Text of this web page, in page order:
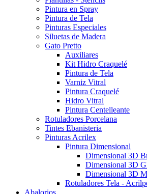
Pintura en Spray
Pintura de Tela
Pinturas Especiales
Siluetas de Madera
Gato Pretto
Auxiliares
Kit Hidro Craquelé
Pintura de Tela
Varniz Vitral
Pintura Craquelé
Hidro Vitral
Pintura Centelleante
Rotuladores Porcelana
Tintes Ebanisteria
Pinturas Acrilex
Pintura Dimensional
Dimensional 3D
Dimensional 3D
Dimensional 3D
Rotuladores Tela -